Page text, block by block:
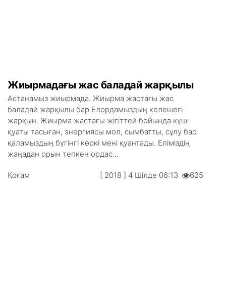
Жиырмадағы жас баладай жарқылы
Астанамыз жиырмада. Жиырма жастағы жас
баладай жарқылы бар Елордамыздың келешегі
жарқын. Жиырма жастағы жігіттей бойында күш-
қуаты тасыған, энергиясы мол, сымбатты, сұлу бас
қаламыздың бүгінгі көркі мені қуантады. Еліміздің
жаңадан орын тепкен ордас...
Қоғам [ 2018 ] 4 Шілде 06:13 625